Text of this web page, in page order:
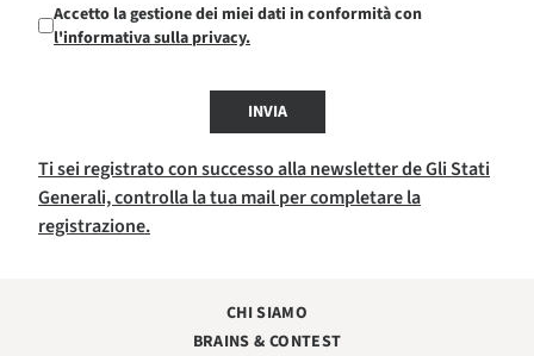
Accetto la gestione dei miei dati in conformità con
l'informativa sulla privacy.
INVIA
Ti sei registrato con successo alla newsletter de Gli Stati
Generali, controlla la tua mail per completare la
registrazione.
CHI SIAMO
BRAINS & CONTEST